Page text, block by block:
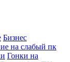
Бизнес
на слабый пк
Гонки на